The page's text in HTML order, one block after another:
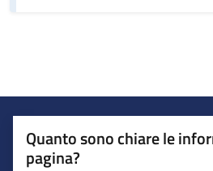
Quanto sono chiare le
pagina?